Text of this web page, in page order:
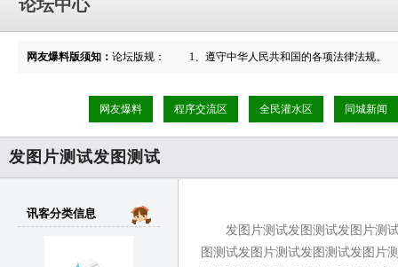
论坛中心
网友爆料版须知： 论坛版规： 1、遵守中华人民共和国的各项法律法规。
网友爆料 程序交流区 全民灌水区 同城新闻
发图片测试发图测试
讯客分类信息
发图片测试发图测试发图片测
图测试发图片测试发图测试发图片